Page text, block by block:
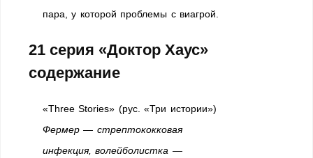
пара, у которой проблемы с виагрой.
21 серия «Доктор Хаус»
содержание
«Three Stories» (рус. «Три истории»)
Фермер — стрептококковая
инфекция, волейболистка —